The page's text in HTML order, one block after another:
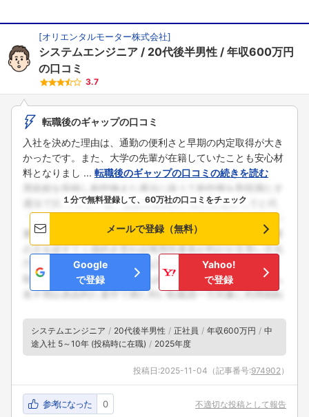
[オリエンタルモーター株式会社]
システムエンジニア 20代後半男性
年収600万円
の口コミ
3.7
転職後のギャップの口コミ
入社を決めた理由は、通勤の便利さと早期の内定取得が大き
かったです。また、大学の先輩が在籍していたことも安心材
料となりまし ... 転職後のギャップの口コミの続きを読む
１分で無料登録して、60万社の口コミをチェック
メールで登録（無料）
Google
で登録
Yahoo!
で登録
システムエンジニア 20代後半男性 正社員 年収600万円
中
途入社 5～10年 (投稿時に在職)
2025年度
投稿日:2025-11-04 （記事番号:974902 ）
参考になった 0 不適切な投稿として報告